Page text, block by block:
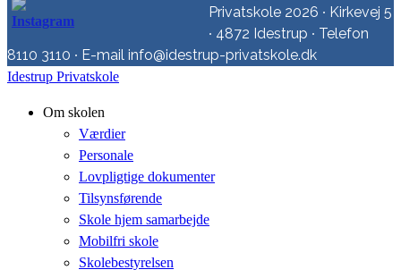
Privatskole 2026 ∙ Kirkevej 5
∙ 4872 Idestrup ∙ Telefon
8110 3110 ∙ E-mail info@idestrup-privatskole.dk
Idestrup Privatskole
Om skolen
Værdier
Personale
Lovpligtige dokumenter
Tilsynsførende
Skole hjem samarbejde
Mobilfri skole
Skolebestyrelsen